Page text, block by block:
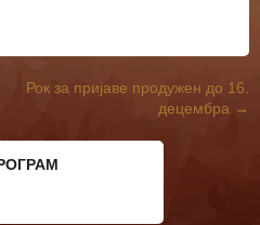
Рок за пријаве продужен до 16.
децембра →